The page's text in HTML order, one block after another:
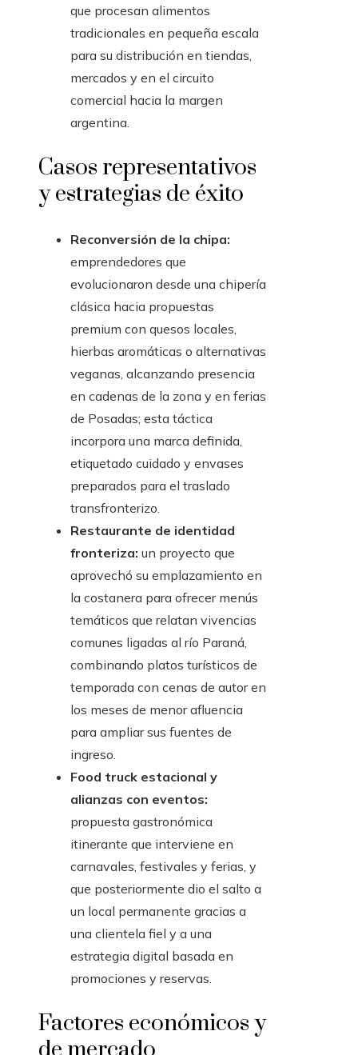
que procesan alimentos
tradicionales en pequeña escala
para su distribución en tiendas,
mercados y en el circuito
comercial hacia la margen
argentina.
Casos representativos
y estrategias de éxito
Reconversión de la chipa:
emprendedores que
evolucionaron desde una chipería
clásica hacia propuestas
premium con quesos locales,
hierbas aromáticas o alternativas
veganas, alcanzando presencia
en cadenas de la zona y en ferias
de Posadas; esta táctica
incorpora una marca definida,
etiquetado cuidado y envases
preparados para el traslado
transfronterizo.
Restaurante de identidad
fronteriza: un proyecto que
aprovechó su emplazamiento en
la costanera para ofrecer menús
temáticos que relatan vivencias
comunes ligadas al río Paraná,
combinando platos turísticos de
temporada con cenas de autor en
los meses de menor afluencia
para ampliar sus fuentes de
ingreso.
Food truck estacional y
alianzas con eventos:
propuesta gastronómica
itinerante que interviene en
carnavales, festivales y ferias, y
que posteriormente dio el salto a
un local permanente gracias a
una clientela fiel y a una
estrategia digital basada en
promociones y reservas.
Factores económicos y